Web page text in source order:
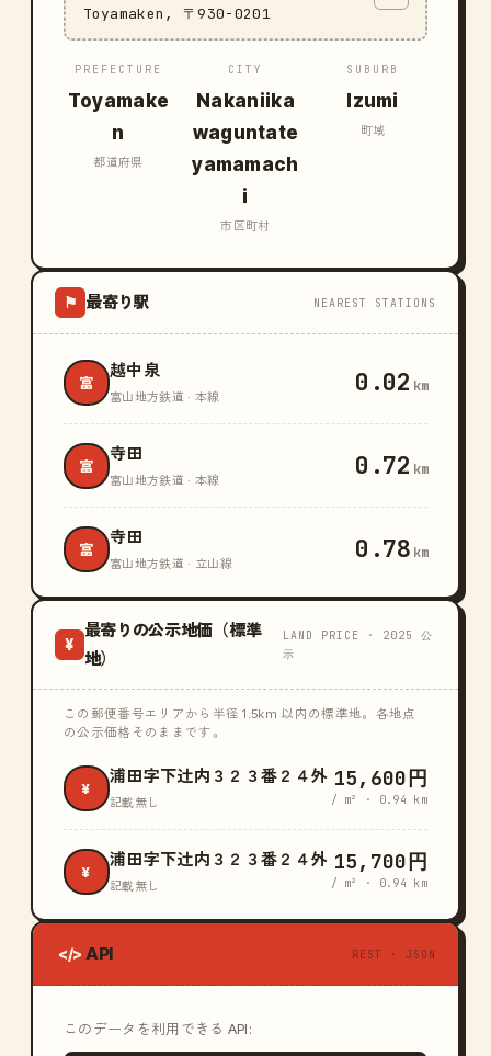
Toyamaken, 〒930-0201
PREFECTURE
Toyamake
n
都道府県
CITY
Nakaniika
waguntate
yamamach
i
市区町村
SUBURB
Izumi
町域
⚑ 最寄り駅 NEAREST STATIONS
富
越中泉
富山地方鉄道 · 本線 0.02 km
富
寺田
富山地方鉄道 · 本線 0.72 km
富
寺田
富山地方鉄道 · 立山線 0.78 km
¥
最寄りの公示地価（標準
地）
LAND PRICE · 2025 公
示
この郵便番号エリアから半径 1.5km 以内の標準地。各地点
の公示価格そのままです。
¥
浦田字下辻内３２３番２４外
記載無し
15,600円
/ m² · 0.94 km
¥
浦田字下辻内３２３番２４外
記載無し
15,700円
/ m² · 0.94 km
</> API REST · JSON
このデータを利用できる API: